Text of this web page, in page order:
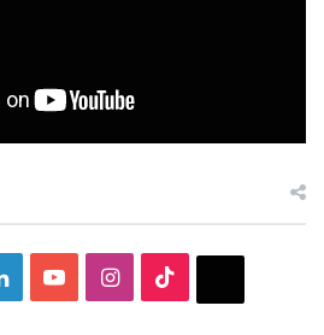
LinkedInYouTubeInstagram